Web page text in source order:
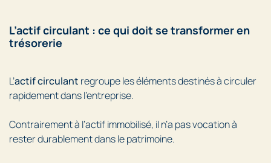
L’actif circulant : ce qui doit se transformer en
trésorerie
L’actif circulant regroupe les éléments destinés à circuler
rapidement dans l’entreprise.
Contrairement à l’actif immobilisé, il n’a pas vocation à
rester durablement dans le patrimoine.